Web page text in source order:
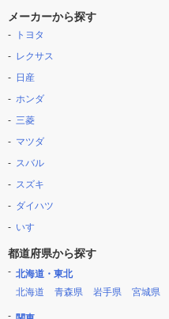
メーカーから探す
トヨタ
レクサス
日産
ホンダ
三菱
マツダ
スバル
スズキ
ダイハツ
いすゞ
都道府県から探す
北海道・東北
北海道
青森県 岩手県 宮城県